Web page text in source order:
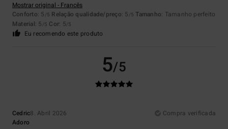
Mostrar original - Francês
Conforto: 5 /5 Relação qualidade/preço: 5 /5 Tamanho: Tamanho perfeito
Material: 5 /5 Cor: 5/5
Eu recomendo este produto
5/5
Cedric8. Abril 2026
Compra verificada
Adoro